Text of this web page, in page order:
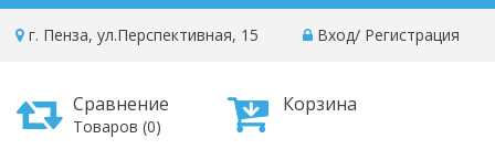
Вход/ Регистрация
г. Пенза, ул.Перспективная, 15
Корзина
Сравнение
Товаров (0)